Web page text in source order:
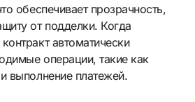
обеспечивает прозрачность,
от подделки. Когда
автоматически
операции, такие как
выполнение платежей.